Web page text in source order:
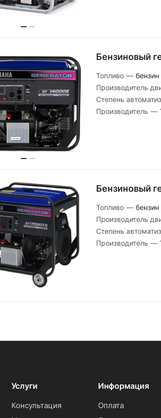
Бензиновый
Топливо — бензин
Производитель
Степень
Производитель —
Бензиновый
Топливо — бензин
Производитель
Степень
Производитель —
Услуги
Консультация
Информация
Оплата